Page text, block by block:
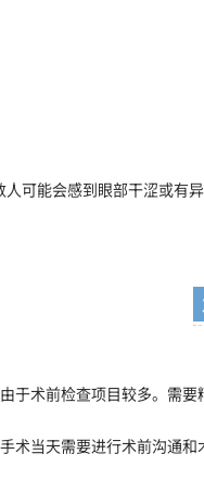
可能会感到眼部干涩或有
于术前检查项目较多。需
术当天需要进行术前沟通和